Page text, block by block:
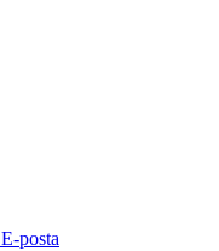
E-posta